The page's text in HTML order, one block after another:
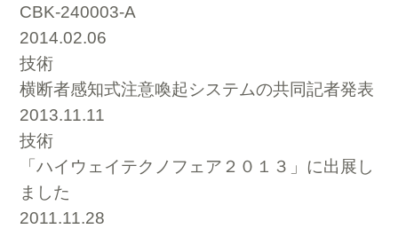
CBK-240003-A
2014.02.06
技術
横断者感知式注意喚起システムの共同記者発表
2013.11.11
技術
「ハイウェイテクノフェア２０１３」に出展し
ました
2011.11.28